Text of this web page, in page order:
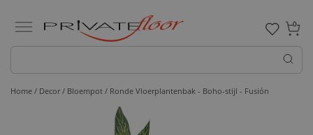
0
Home / Decor / Bloempot / Ronde Vloerplantenbak - Boho-stijl - Fusión